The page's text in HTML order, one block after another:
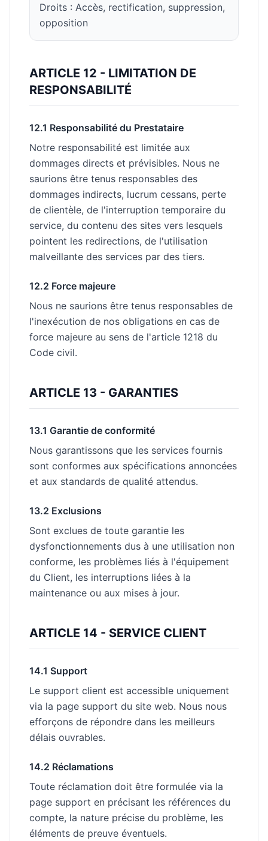
Droits : Accès, rectification, suppression,
opposition
ARTICLE 12 - LIMITATION DE
RESPONSABILITÉ
12.1 Responsabilité du Prestataire
Notre responsabilité est limitée aux
dommages directs et prévisibles. Nous ne
saurions être tenus responsables des
dommages indirects, lucrum cessans, perte
de clientèle, de l'interruption temporaire du
service, du contenu des sites vers lesquels
pointent les redirections, de l'utilisation
malveillante des services par des tiers.
12.2 Force majeure
Nous ne saurions être tenus responsables de
l'inexécution de nos obligations en cas de
force majeure au sens de l'article 1218 du
Code civil.
ARTICLE 13 - GARANTIES
13.1 Garantie de conformité
Nous garantissons que les services fournis
sont conformes aux spécifications annoncées
et aux standards de qualité attendus.
13.2 Exclusions
Sont exclues de toute garantie les
dysfonctionnements dus à une utilisation non
conforme, les problèmes liés à l'équipement
du Client, les interruptions liées à la
maintenance ou aux mises à jour.
ARTICLE 14 - SERVICE CLIENT
14.1 Support
Le support client est accessible uniquement
via la page support du site web. Nous nous
efforçons de répondre dans les meilleurs
délais ouvrables.
14.2 Réclamations
Toute réclamation doit être formulée via la
page support en précisant les références du
compte, la nature précise du problème, les
éléments de preuve éventuels.